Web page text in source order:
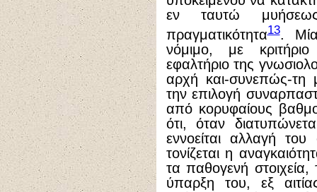
εν ταυτώ
πραγματικότητα13. Μία
νόμιμο, με κριτήριο
εφαλτήριο της
αρχή και-συνεπώς-
την επιλογή
από κορυφαίους
ότι, όταν
εννοείται αλλαγή
τονίζεται η
τα παθογενή
ύπαρξη του, εξ